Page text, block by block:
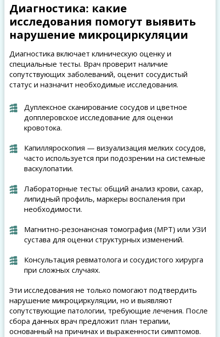
Диагностика: какие
исследования помогут выявить
нарушение микроциркуляции
Диагностика включает клиническую оценку и
специальные тесты. Врач проверит наличие
сопутствующих заболеваний, оценит сосудистый
статус и назначит необходимые исследования.
Дуплексное сканирование сосудов и цветное
допплеровское исследование для оценки
кровотока.
Капилляроскопия — визуализация мелких сосудов,
часто используется при подозрении на системные
васкулопатии.
Лабораторные тесты: общий анализ крови, сахар,
липидный профиль, маркеры воспаления при
необходимости.
Магнитно-резонансная томография (МРТ) или УЗИ
сустава для оценки структурных изменений.
Консультация ревматолога и сосудистого хирурга
при сложных случаях.
Эти исследования не только помогают подтвердить
нарушение микроциркуляции, но и выявляют
сопутствующие патологии, требующие лечения. После
сбора данных врач предложит план терапии,
основанный на причинах и выраженности симптомов.